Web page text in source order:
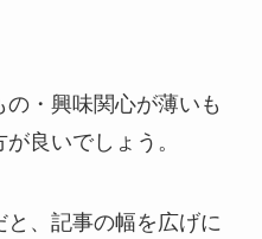
・興味関心が薄いも
良いでしょう。
と、記事の幅を広げに